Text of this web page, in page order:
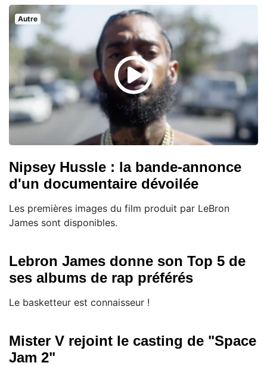
Autre
Nipsey Hussle : la bande-annonce
d'un documentaire dévoilée
Les premières images du film produit par LeBron
James sont disponibles.
Lebron James donne son Top 5 de
ses albums de rap préférés
Le basketteur est connaisseur !
Mister V rejoint le casting de "Space
Jam 2"